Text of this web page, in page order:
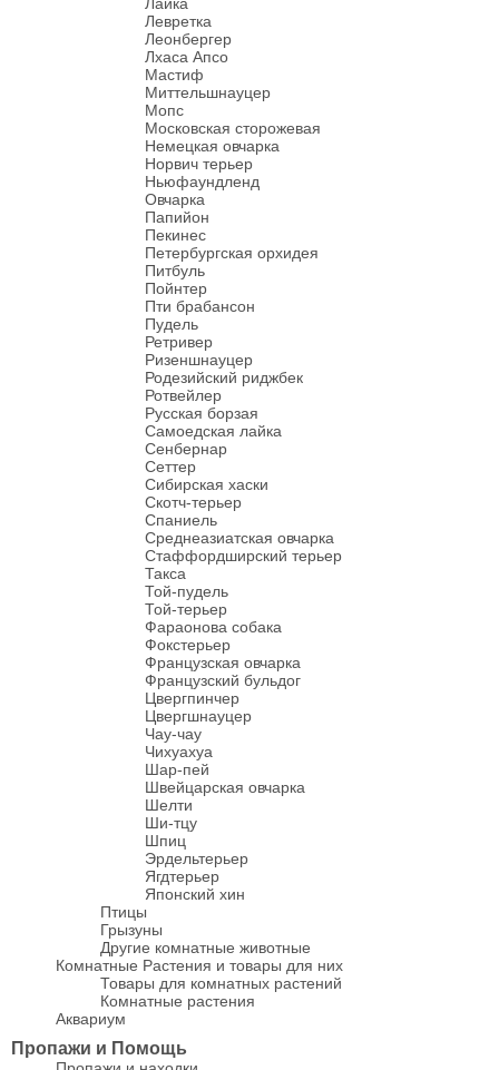
Левретка
Леонбергер
Лхаса Апсо
Мастиф
Миттельшнауцер
Мопс
Московская сторожевая
Немецкая овчарка
Норвич терьер
Ньюфаундленд
Овчарка
Папийон
Пекинес
Петербургская орхидея
Питбуль
Пойнтер
Пти брабансон
Пудель
Ретривер
Ризеншнауцер
Родезийский риджбек
Ротвейлер
Русская борзая
Самоедская лайка
Сенбернар
Сеттер
Сибирская хаски
Скотч-терьер
Спаниель
Среднеазиатская овчарка
Стаффордширский терьер
Такса
Той-пудель
Той-терьер
Фараонова собака
Фокстерьер
Французская овчарка
Французский бульдог
Цвергпинчер
Цвергшнауцер
Чау-чау
Чихуахуа
Шар-пей
Швейцарская овчарка
Шелти
Ши-тцу
Шпиц
Эрдельтерьер
Ягдтерьер
Японский хин
Птицы
Грызуны
Другие комнатные животные
Комнатные Растения и товары для них
Товары для комнатных растений
Комнатные растения
Аквариум
Пропажи и Помощь